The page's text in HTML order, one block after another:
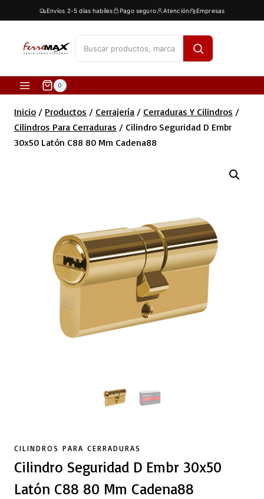
al
contenido
Envíos 2-5 días habíles Pago seguro Atención Empresas
0
Inicio / Productos / Cerrajería / Cerraduras Y Cilindros /
Cilindros Para Cerraduras / Cilindro Seguridad D Embr
30x50 Latón C88 80 Mm Cadena88
CILINDROS PARA CERRADURAS
Cilindro Seguridad D Embr 30x50
Latón C88 80 Mm Cadena88